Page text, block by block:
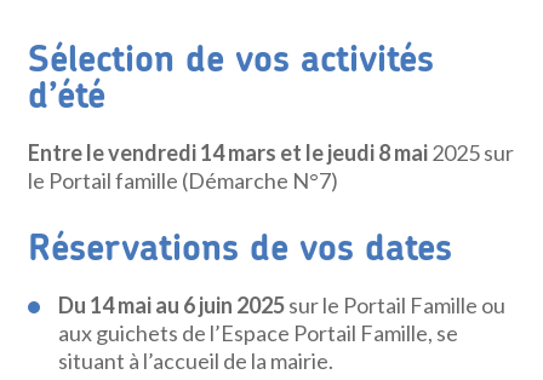
Sélection de vos activités
d’été
Entre le vendredi 14 mars et le jeudi 8 mai2025 sur
le Portail famille (Démarche N°7)
Réservations de vos dates
Du 14 mai au 6 juin 2025sur le Portail Famille ou
aux guichets de l’Espace Portail Famille, se
situant à l’accueil de la mairie.